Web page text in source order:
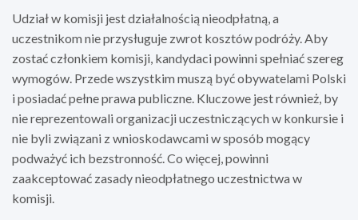
Udział w komisji jest działalnością nieodpłatną, a
uczestnikom nie przysługuje zwrot kosztów podróży. Aby
zostać członkiem komisji, kandydaci powinni spełniać szereg
wymogów. Przede wszystkim muszą być obywatelami Polski
i posiadać pełne prawa publiczne. Kluczowe jest również, by
nie reprezentowali organizacji uczestniczących w konkursie i
nie byli związani z wnioskodawcami w sposób mogący
podważyć ich bezstronność. Co więcej, powinni
zaakceptować zasady nieodpłatnego uczestnictwa w
komisji.